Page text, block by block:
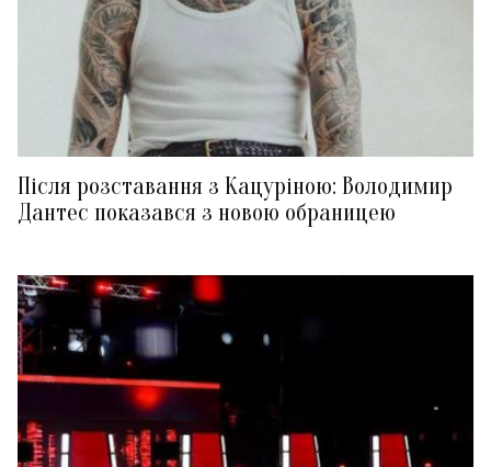
Після розставання з Кацуріною: Володимир
Дантес показався з новою обраницею